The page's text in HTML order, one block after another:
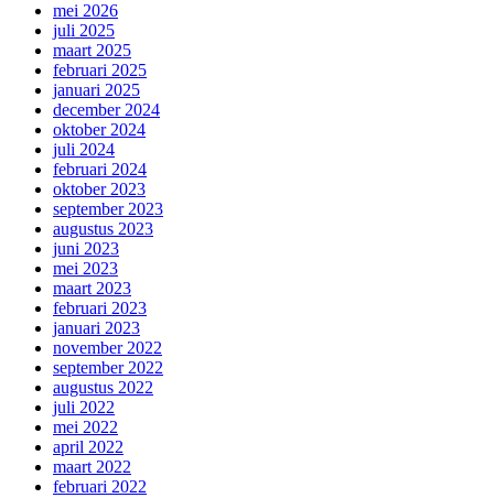
mei 2026
juli 2025
maart 2025
februari 2025
januari 2025
december 2024
oktober 2024
juli 2024
februari 2024
oktober 2023
september 2023
augustus 2023
juni 2023
mei 2023
maart 2023
februari 2023
januari 2023
november 2022
september 2022
augustus 2022
juli 2022
mei 2022
april 2022
maart 2022
februari 2022